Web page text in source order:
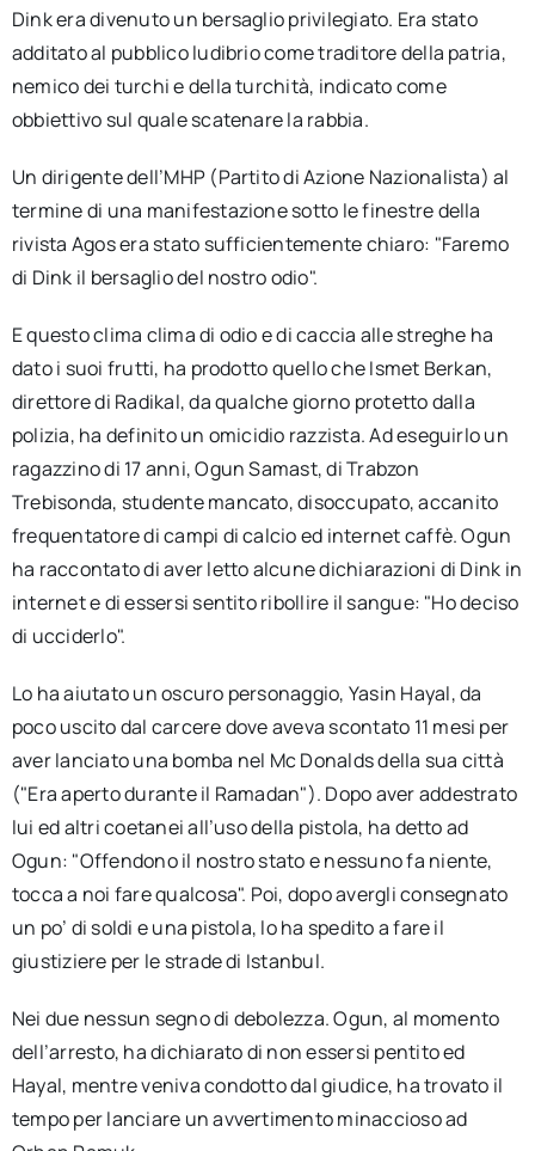
Dink era divenuto un bersaglio privilegiato. Era stato
additato al pubblico ludibrio come traditore della patria,
nemico dei turchi e della turchità, indicato come
obbiettivo sul quale scatenare la rabbia.
Un dirigente dell’MHP (Partito di Azione Nazionalista) al
termine di una manifestazione sotto le finestre della
rivista Agos era stato sufficientemente chiaro: "Faremo
di Dink il bersaglio del nostro odio".
E questo clima clima di odio e di caccia alle streghe ha
dato i suoi frutti, ha prodotto quello che Ismet Berkan,
direttore di Radikal, da qualche giorno protetto dalla
polizia, ha definito un omicidio razzista. Ad eseguirlo un
ragazzino di 17 anni, Ogun Samast, di Trabzon
Trebisonda, studente mancato, disoccupato, accanito
frequentatore di campi di calcio ed internet caffè. Ogun
ha raccontato di aver letto alcune dichiarazioni di Dink in
internet e di essersi sentito ribollire il sangue: "Ho deciso
di ucciderlo".
Lo ha aiutato un oscuro personaggio, Yasin Hayal, da
poco uscito dal carcere dove aveva scontato 11 mesi per
aver lanciato una bomba nel Mc Donalds della sua città
("Era aperto durante il Ramadan"). Dopo aver addestrato
lui ed altri coetanei all’uso della pistola, ha detto ad
Ogun: "Offendono il nostro stato e nessuno fa niente,
tocca a noi fare qualcosa". Poi, dopo avergli consegnato
un po’ di soldi e una pistola, lo ha spedito a fare il
giustiziere per le strade di Istanbul.
Nei due nessun segno di debolezza. Ogun, al momento
dell’arresto, ha dichiarato di non essersi pentito ed
Hayal, mentre veniva condotto dal giudice, ha trovato il
tempo per lanciare un avvertimento minaccioso ad